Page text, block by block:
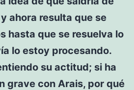
ahora resulta que se
hasta que se resuelva lo
lo estoy procesando.
su actitud; si ha
grave con Arais, por qué